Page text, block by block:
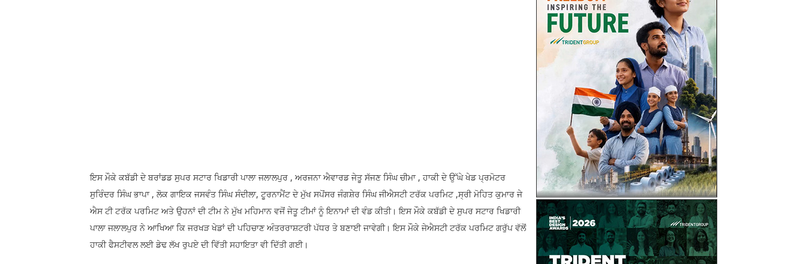
ਇਸ ਮੌਕੇ ਕਬੱਡੀ ਦੇ ਬਰਾਂਡਡ ਸੁਪਰ ਸਟਾਰ ਖਿਡਾਰੀ ਪਾਲਾ ਜਲਾਲਪੁਰ , ਅਰਜਨਾ ਐਵਾਰਡ ਜੇਤੂ ਸੱਜਣ ਸਿੰਘ ਚੀਮਾ , ਹਾਕੀ ਦੇ ਉੱਘੇ ਖੇਡ ਪ੍ਰਮੋਟਰ
ਸੁਰਿੰਦਰ ਸਿੰਘ ਭਾਪਾ , ਲੋਕ ਗਾਇਕ ਜਸਵੰਤ ਸਿੰਘ ਸੰਦੀਲਾ, ਟੂਰਨਾਮੈਂਟ ਦੇ ਮੁੱਖ ਸਪੋਂਸਰ ਜੰਗਸ਼ੇਰ ਸਿੰਘ ਜੀਐਸਟੀ ਟਰੱਕ ਪਰਮਿਟ ,ਸ੍ਰੀ ਮੋਹਿਤ ਕੁਮਾਰ ਜੇ
ਐਸ ਟੀ ਟਰੱਕ ਪਰਮਿਟ ਅਤੇ ਉਹਨਾਂ ਦੀ ਟੀਮ ਨੇ ਮੁੱਖ ਮਹਿਮਾਨ ਵਜੋਂ ਜੇਤੂ ਟੀਮਾਂ ਨੂੰ ਇਨਾਮਾਂ ਦੀ ਵੰਡ ਕੀਤੀ। ਇਸ ਮੌਕੇ ਕਬੱਡੀ ਦੇ ਸੁਪਰ ਸਟਾਰ ਖਿਡਾਰੀ
ਪਾਲਾ ਜਲਾਲਪੁਰ ਨੇ ਆਖਿਆ ਕਿ ਜਰਖੜ ਖੇਡਾਂ ਦੀ ਪਹਿਚਾਣ ਅੰਤਰਰਾਸ਼ਟਰੀ ਪੱਧਰ ਤੇ ਬਣਾਈ ਜਾਵੇਗੀ। ਇਸ ਮੌਕੇ ਜੇਐਸਟੀ ਟਰੱਕ ਪਰਮਿਟ ਗਰੁੱਪ ਵੱਲੋਂ
ਹਾਕੀ ਫੈਸਟੀਵਲ ਲਈ ਡੇਢ ਲੱਖ ਰੁਪਏ ਦੀ ਵਿੱਤੀ ਸਹਾਇਤਾ ਵੀ ਦਿੱਤੀ ਗਈ।